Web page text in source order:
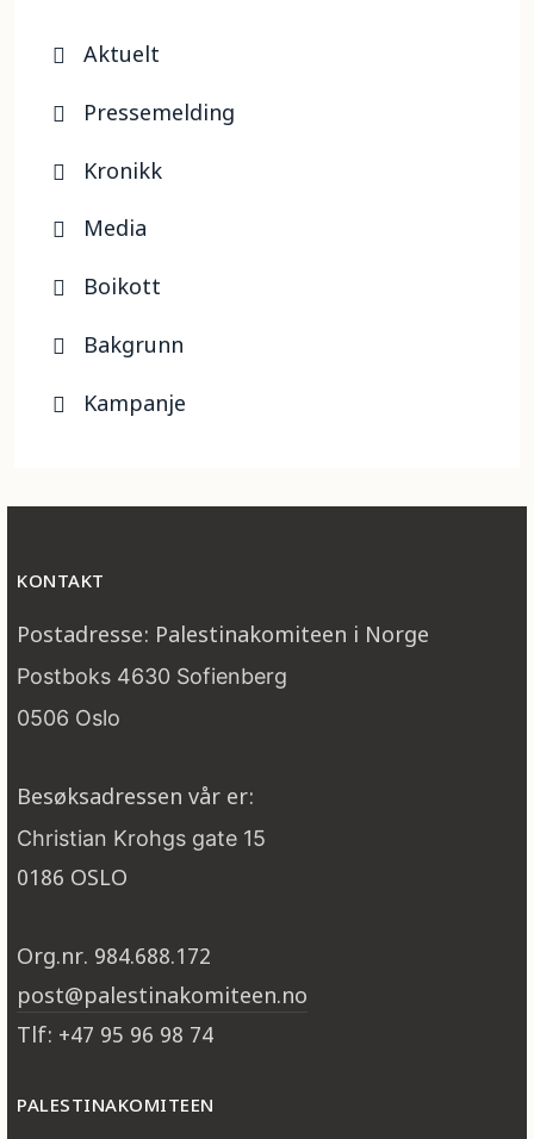
Aktuelt
Pressemelding
Kronikk
Media
Boikott
Bakgrunn
Kampanje
KONTAKT
Postadresse: Palestinakomiteen i Norge
Postboks 4630 Sofienberg
0506 Oslo
Besøksadressen vår er:
Christian Krohgs gate 15
0186 OSLO
Org.nr. 984.688.172
post@palestinakomiteen.no
Tlf: +47 95 96 98 74
PALESTINAKOMITEEN